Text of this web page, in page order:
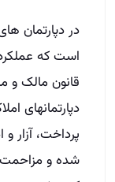
در دپارتمان­
است که عملکرد
قانون مالک و
دپارتمان­های
پرداخت،
شده و مزاحمت